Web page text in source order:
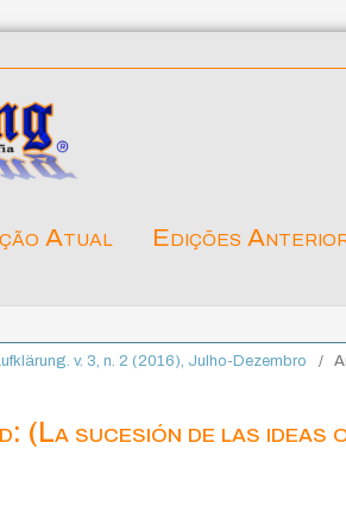
Atual Edições
v. 3, n. 2 (2016), Julho-Dezembro /
(La sucesión de las ideas